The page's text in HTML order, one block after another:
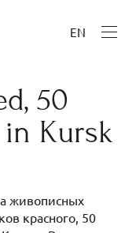
EN
50
in Kursk
живописных
красного, 50